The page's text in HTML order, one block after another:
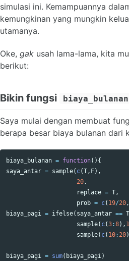
simulasi ini. Kemampuannya
kemungkinan yang mungkin
utamanya.
Oke, gak usah lama-lama, kita
berikut:
Bikin fungsi biaya_bulanan
Saya mulai dengan membuat
berapa besar biaya bulanan dari
biaya_bulanan = function(){
saya_antar = sample( c(T , F),
20 ,
replace = T ,
prob = c( 19/20 ,
biaya_pagi
= ifelse( saya_antar == T
sample( c(3:8), 1
sample( c( 10: 20
biaya_pagi = sum( biaya_pagi )